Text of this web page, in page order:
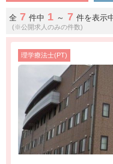
全 7 件中 1 ～ 7 件を表示
(※公開求人のみの件数)
理学療法士(PT)